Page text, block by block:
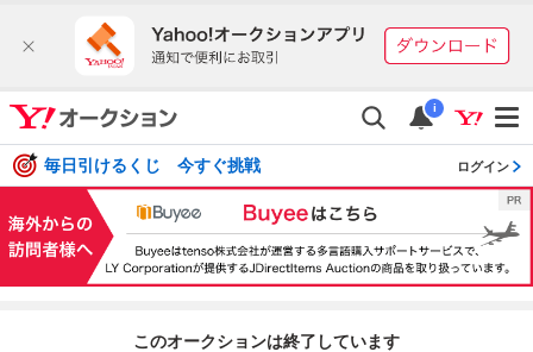
i
毎日引けるくじ 今すぐ挑戦 ログイン
このオークションは終了しています